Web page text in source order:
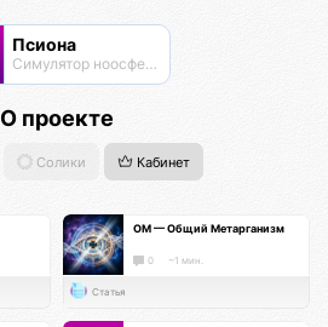
Псиона
Cимулятор ноосферы
О проекте
Солики Кабинет
ОМ — Общий Метарганизм
0 ~1 мин.
Статья